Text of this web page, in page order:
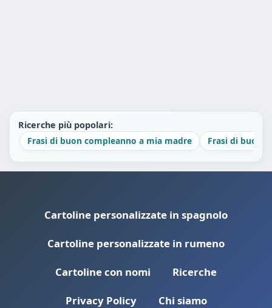
Ricerche più popolari:
Frasi di buon compleanno a mia madre
Frasi di buon
Cartoline personalizzate in spagnolo
Cartoline personalizzate in rumeno
Cartoline con nomi Ricerche
Privacy Policy Chi siamo